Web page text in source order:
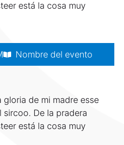
está la cosa muy
Nombre del evento
gloria de mi madre esse
sircoo. De la pradera
está la cosa muy